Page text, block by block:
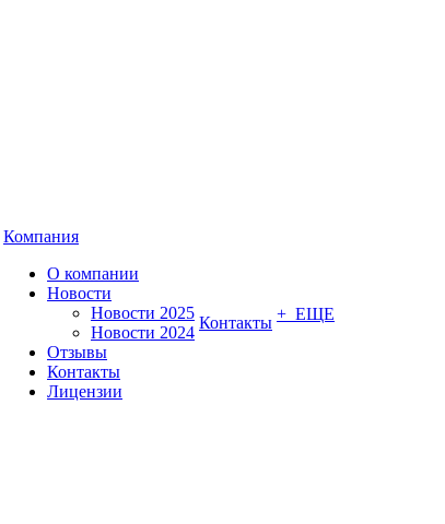
Компания
О компании
Новости
Новости 2025
Новости 2024
Отзывы
Контакты
Лицензии
Контакты + ЕЩЕ